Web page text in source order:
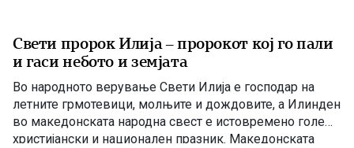
Свети пророк Илија – пророкот кој го пали
и гаси небото и земјата
Во народното верување Свети Илија е господар на
летните грмотевици, молњите и дождовите, а Илинден
во македонската народна свест е истовремено голем
христијански и национален празник. Македонската